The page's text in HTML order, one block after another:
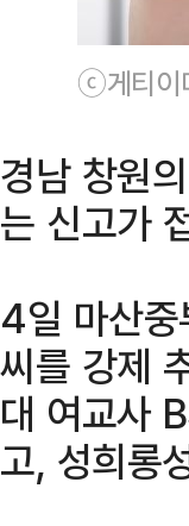
ⓒ게티이
경남 창원
는 신고가
4일 마산
씨를 강제
대 여교사
고, 성희롱